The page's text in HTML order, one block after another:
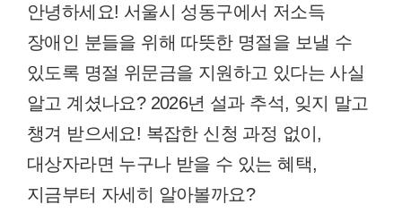
안녕하세요! 서울시 성동구에서 저소득
장애인 분들을 위해 따뜻한 명절을 보낼 수
있도록 명절 위문금을 지원하고 있다는 사실
알고 계셨나요? 2026년 설과 추석, 잊지 말고
챙겨 받으세요! 복잡한 신청 과정 없이,
대상자라면 누구나 받을 수 있는 혜택,
지금부터 자세히 알아볼까요?